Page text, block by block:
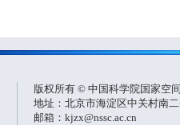
版权所有 © 中国科学院国家空
地址：北京市海淀区中关村南
邮箱：kjzx@nssc.ac.cn